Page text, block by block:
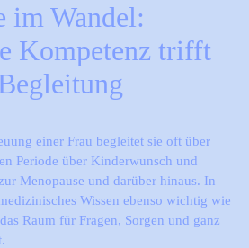
im Wandel:
Kompetenz trifft
einer Frau begleitet sie oft über
Periode über Kinderwunsch und
Menopause und darüber hinaus. In
Wissen ebenso wichtig wie
Raum für Fragen, Sorgen und ganz